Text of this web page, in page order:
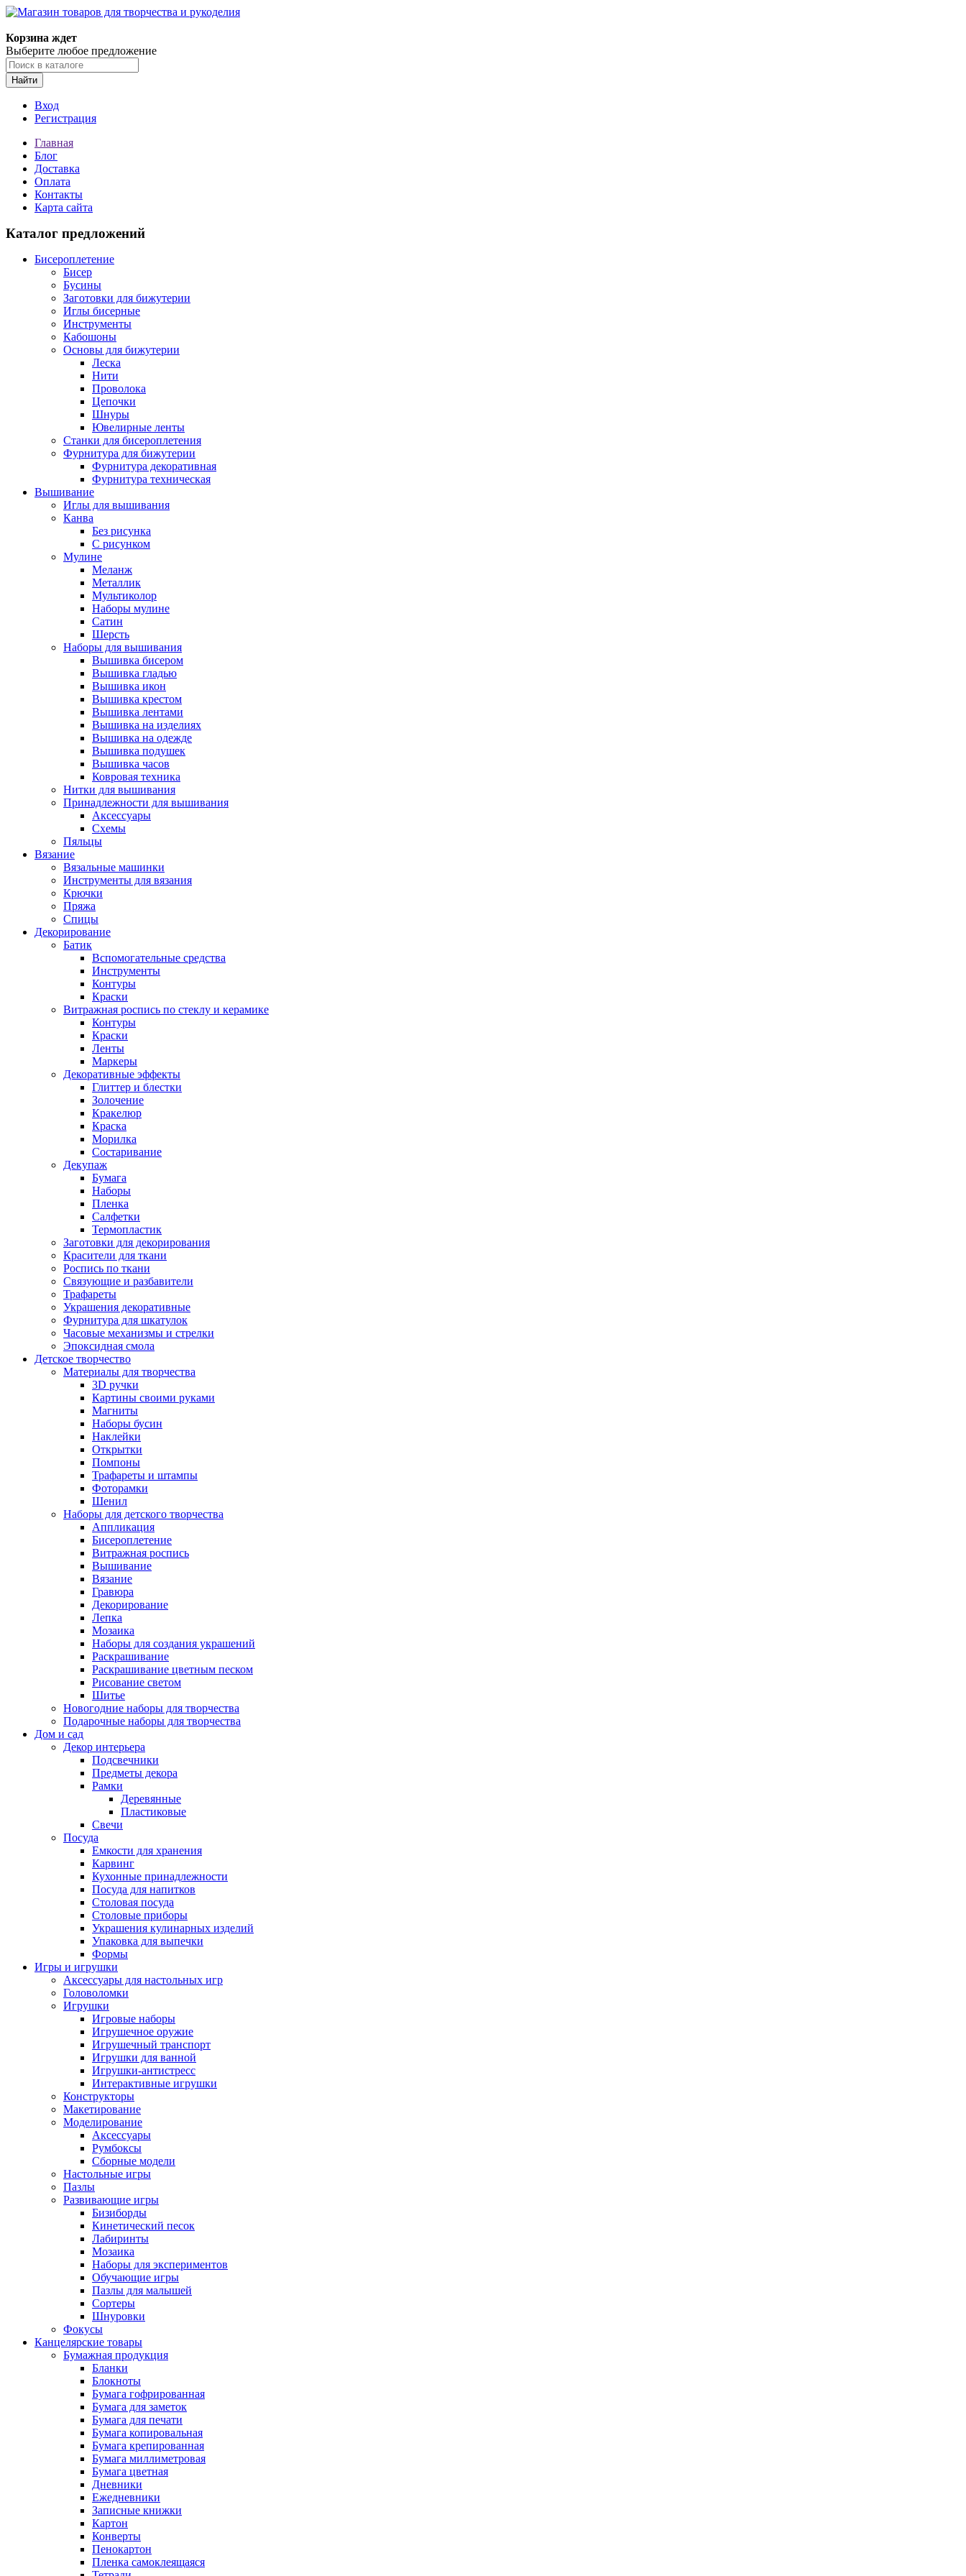
Корзина ждет
Выберите любое предложение
Найти
Вход
Регистрация
Главная
Блог
Доставка
Оплата
Контакты
Карта сайта
Каталог предложений
Бисероплетение
Бисер
Бусины
Заготовки для бижутерии
Иглы бисерные
Инструменты
Кабошоны
Основы для бижутерии
Леска
Нити
Проволока
Цепочки
Шнуры
Ювелирные ленты
Станки для бисероплетения
Фурнитура для бижутерии
Фурнитура декоративная
Фурнитура техническая
Вышивание
Иглы для вышивания
Канва
Без рисунка
С рисунком
Мулине
Меланж
Металлик
Мультиколор
Наборы мулине
Сатин
Шерсть
Наборы для вышивания
Вышивка бисером
Вышивка гладью
Вышивка икон
Вышивка крестом
Вышивка лентами
Вышивка на изделиях
Вышивка на одежде
Вышивка подушек
Вышивка часов
Ковровая техника
Нитки для вышивания
Принадлежности для вышивания
Аксессуары
Схемы
Пяльцы
Вязание
Вязальные машинки
Инструменты для вязания
Крючки
Пряжа
Спицы
Декорирование
Батик
Вспомогательные средства
Инструменты
Контуры
Краски
Витражная роспись по стеклу и керамике
Контуры
Краски
Ленты
Маркеры
Декоративные эффекты
Глиттер и блестки
Золочение
Кракелюр
Краска
Морилка
Состаривание
Декупаж
Бумага
Наборы
Пленка
Салфетки
Термопластик
Заготовки для декорирования
Красители для ткани
Роспись по ткани
Связующие и разбавители
Трафареты
Украшения декоративные
Фурнитура для шкатулок
Часовые механизмы и стрелки
Эпоксидная смола
Детское творчество
Материалы для творчества
3D ручки
Картины своими руками
Магниты
Наборы бусин
Наклейки
Открытки
Помпоны
Трафареты и штампы
Фоторамки
Шенил
Наборы для детского творчества
Аппликация
Бисероплетение
Витражная роспись
Вышивание
Вязание
Гравюра
Декорирование
Лепка
Мозаика
Наборы для создания украшений
Раскрашивание
Раскрашивание цветным песком
Рисование светом
Шитье
Новогодние наборы для творчества
Подарочные наборы для творчества
Дом и сад
Декор интерьера
Подсвечники
Предметы декора
Рамки
Деревянные
Пластиковые
Свечи
Посуда
Емкости для хранения
Карвинг
Кухонные принадлежности
Посуда для напитков
Столовая посуда
Столовые приборы
Украшения кулинарных изделий
Упаковка для выпечки
Формы
Игры и игрушки
Аксессуары для настольных игр
Головоломки
Игрушки
Игровые наборы
Игрушечное оружие
Игрушечный транспорт
Игрушки для ванной
Игрушки-антистресс
Интерактивные игрушки
Конструкторы
Макетирование
Моделирование
Аксессуары
Румбоксы
Сборные модели
Настольные игры
Пазлы
Развивающие игры
Бизиборды
Кинетический песок
Лабиринты
Мозаика
Наборы для экспериментов
Обучающие игры
Пазлы для малышей
Сортеры
Шнуровки
Фокусы
Канцелярские товары
Бумажная продукция
Бланки
Блокноты
Бумага гофрированная
Бумага для заметок
Бумага для печати
Бумага копировальная
Бумага крепированная
Бумага миллиметровая
Бумага цветная
Дневники
Ежедневники
Записные книжки
Картон
Конверты
Пенокартон
Пленка самоклеящаяся